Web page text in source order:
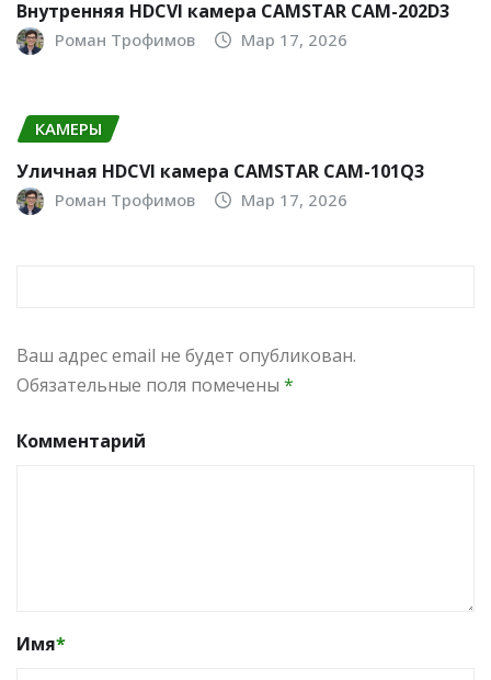
Внутренняя HDCVI камера CAMSTAR CAM-202D3
Роман Трофимов Мар 17, 2026
КАМЕРЫ
Уличная HDCVI камера CAMSTAR CAM-101Q3
Роман Трофимов Мар 17, 2026
Ваш адрес email не будет опубликован.
Обязательные поля помечены *
Комментарий
Имя*